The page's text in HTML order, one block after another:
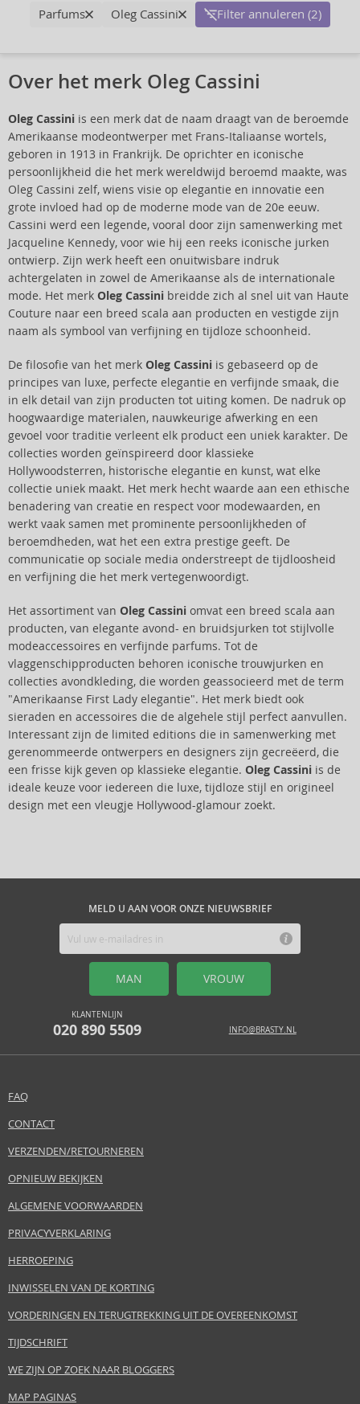
Parfums Oleg Cassini Filter annuleren (2)
Over het merk Oleg Cassini
Oleg Cassini is een merk dat de naam draagt van de beroemde
Amerikaanse modeontwerper met Frans-Italiaanse wortels,
geboren in 1913 in Frankrijk. De oprichter en iconische
persoonlijkheid die het merk wereldwijd beroemd maakte, was
Oleg Cassini zelf, wiens visie op elegantie en innovatie een
grote invloed had op de moderne mode van de 20e eeuw.
Cassini werd een legende, vooral door zijn samenwerking met
Jacqueline Kennedy, voor wie hij een reeks iconische jurken
ontwierp. Zijn werk heeft een onuitwisbare indruk
achtergelaten in zowel de Amerikaanse als de internationale
mode. Het merk Oleg Cassini breidde zich al snel uit van Haute
Couture naar een breed scala aan producten en vestigde zijn
naam als symbool van verfijning en tijdloze schoonheid.
De filosofie van het merk Oleg Cassini is gebaseerd op de
principes van luxe, perfecte elegantie en verfijnde smaak, die
in elk detail van zijn producten tot uiting komen. De nadruk op
hoogwaardige materialen, nauwkeurige afwerking en een
gevoel voor traditie verleent elk product een uniek karakter. De
collecties worden geïnspireerd door klassieke
Hollywoodsterren, historische elegantie en kunst, wat elke
collectie uniek maakt. Het merk hecht waarde aan een ethische
benadering van creatie en respect voor modewaarden, en
werkt vaak samen met prominente persoonlijkheden of
beroemdheden, wat het een extra prestige geeft. De
communicatie op sociale media onderstreept de tijdloosheid
en verfijning die het merk vertegenwoordigt.
Het assortiment van Oleg Cassini omvat een breed scala aan
producten, van elegante avond- en bruidsjurken tot stijlvolle
modeaccessoires en verfijnde parfums. Tot de
vlaggenschipproducten behoren iconische trouwjurken en
collecties avondkleding, die worden geassocieerd met de term
"Amerikaanse First Lady elegantie". Het merk biedt ook
sieraden en accessoires die de algehele stijl perfect aanvullen.
Interessant zijn de limited editions die in samenwerking met
gerenommeerde ontwerpers en designers zijn gecreëerd, die
een frisse kijk geven op klassieke elegantie. Oleg Cassini is de
ideale keuze voor iedereen die luxe, tijdloze stijl en origineel
design met een vleugje Hollywood-glamour zoekt.
MELD U AAN VOOR ONZE NIEUWSBRIEF
MAN VROUW
KLANTENLIJN
020 890 5509 INFO@BRASTY.NL
FAQ
CONTACT
VERZENDEN/RETOURNEREN
OPNIEUW BEKIJKEN
ALGEMENE VOORWAARDEN
PRIVACYVERKLARING
HERROEPING
INWISSELEN VAN DE KORTING
VORDERINGEN EN TERUGTREKKING UIT DE OVEREENKOMST
TIJDSCHRIFT
WE ZIJN OP ZOEK NAAR BLOGGERS
MAP PAGINAS